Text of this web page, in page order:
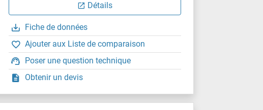
Détails
Fiche de données
Ajouter aux Liste de comparaison
Poser une question technique
Obtenir un devis